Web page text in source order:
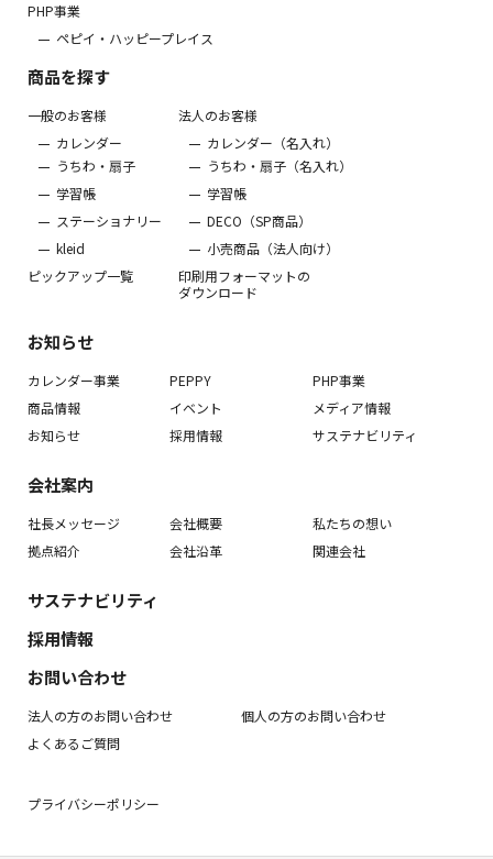
PHP事業
ペピイ・ハッピープレイス
商品を探す
一般のお客様
カレンダー
うちわ・扇子
学習帳
ステーショナリー
kleid
ピックアップ一覧
法人のお客様
カレンダー（名入れ）
うちわ・扇子（名入れ）
学習帳
DECO（SP商品）
小売商品（法人向け）
印刷用フォーマットの
ダウンロード
お知らせ
カレンダー事業 PEPPY
PHP事業
商品情報
イベント
メディア情報
お知らせ
採用情報 サステナビリティ
会社案内
社長メッセージ 会社概要
私たちの想い
拠点紹介
会社沿革 関連会社
サステナビリティ
採用情報
お問い合わせ
法人の方のお問い合わせ
個人の方のお問い合わせ
よくあるご質問
プライバシーポリシー